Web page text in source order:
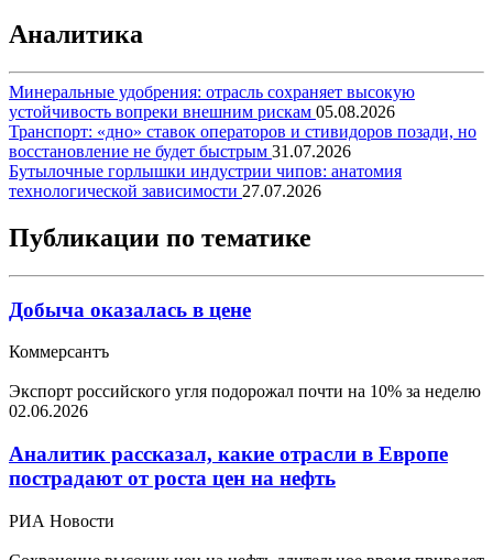
Аналитика
Минеральные удобрения: отрасль сохраняет высокую
устойчивость вопреки внешним рискам 05.08.2026
Транспорт: «дно» ставок операторов и стивидоров позади, но
восстановление не будет быстрым 31.07.2026
Бутылочные горлышки индустрии чипов: анатомия
технологической зависимости 27.07.2026
Публикации по тематике
Добыча оказалась в цене
Коммерсантъ
Экспорт российского угля подорожал почти на 10% за неделю
02.06.2026
Аналитик рассказал, какие отрасли в Европе
пострадают от роста цен на нефть
РИА Новости